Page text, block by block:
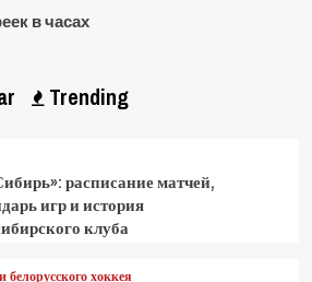
в часах
Trending
расписание матчей,
игр и история
клуба
белорусского хоккея